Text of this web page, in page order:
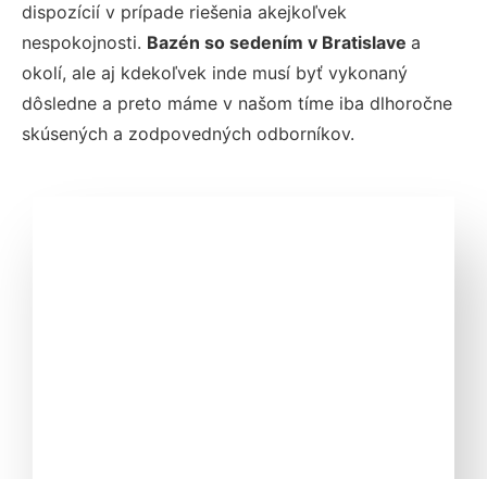
dispozícií v prípade riešenia akejkoľvek
nespokojnosti. Bazén so sedením v Bratislave a
okolí, ale aj kdekoľvek inde musí byť vykonaný
dôsledne a preto máme v našom tíme iba dlhoročne
skúsených a zodpovedných odborníkov.